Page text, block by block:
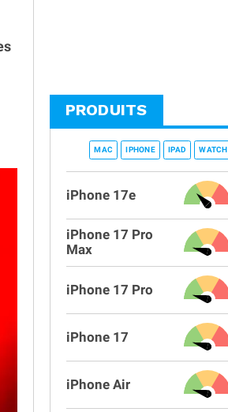
PRODUITS
MAC IPHONE IPAD WATCH
iPhone 17e
iPhone 17 Pro
Max
iPhone 17 Pro
iPhone 17
iPhone Air